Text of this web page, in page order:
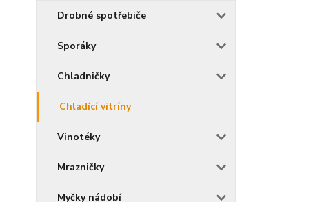
Drobné spotřebiče
Sporáky
Chladničky
Chladící vitríny
Vinotéky
Mrazničky
Myčky nádobí